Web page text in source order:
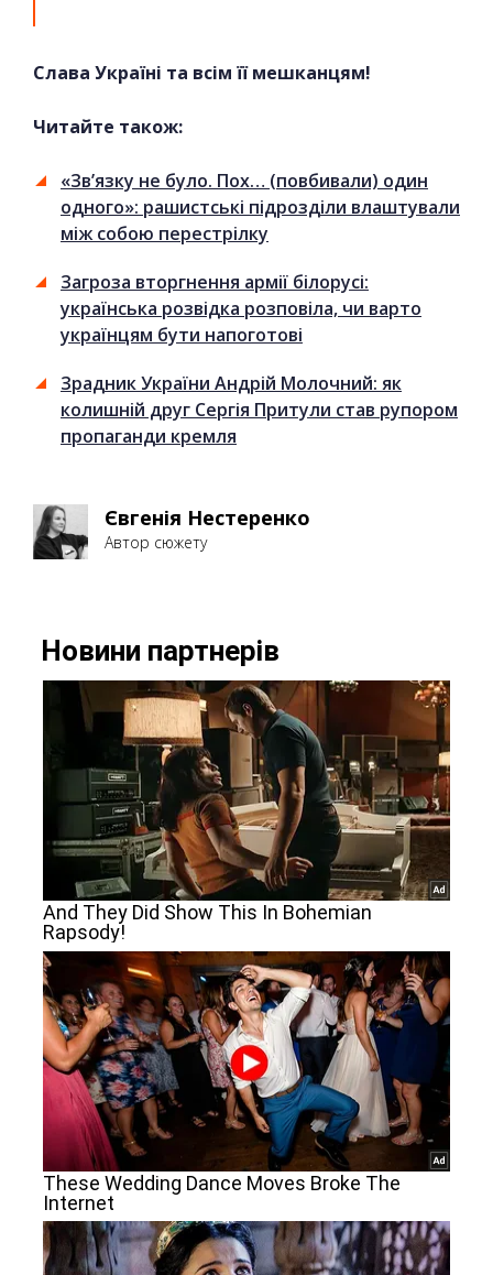
Слава Україні та всім її мешканцям!
Читайте також:
«Зв’язку не було. Пох… (повбивали) один
одного»: рашистські підрозділи влаштували
між собою перестрілку
Загроза вторгнення армії білорусі:
українська розвідка розповіла, чи варто
українцям бути напоготові
Зрадник України Андрій Молочний: як
колишній друг Сергія Притули став рупором
пропаганди кремля
Євгенія Нестеренко
Автор сюжету